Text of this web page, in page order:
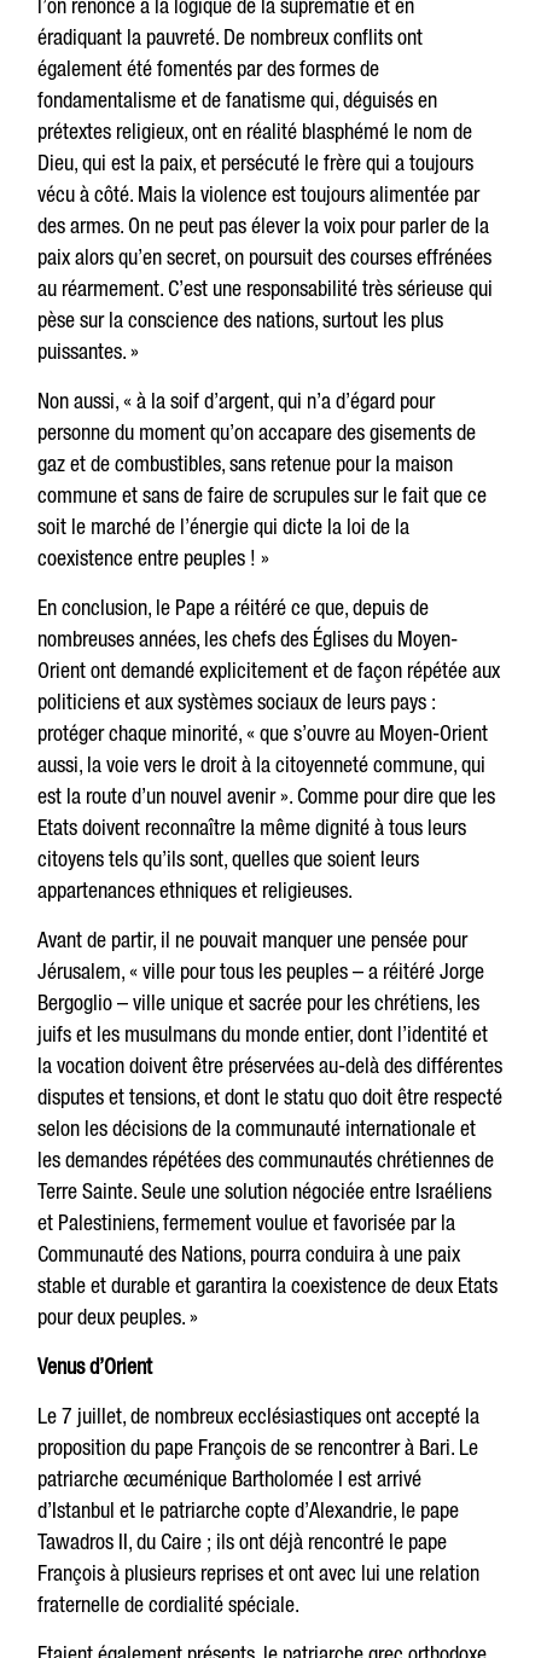
l’on renonce à la logique de la suprématie et en
éradiquant la pauvreté. De nombreux conflits ont
également été fomentés par des formes de
fondamentalisme et de fanatisme qui, déguisés en
prétextes religieux, ont en réalité blasphémé le nom de
Dieu, qui est la paix, et persécuté le frère qui a toujours
vécu à côté. Mais la violence est toujours alimentée par
des armes. On ne peut pas élever la voix pour parler de la
paix alors qu’en secret, on poursuit des courses effrénées
au réarmement. C’est une responsabilité très sérieuse qui
pèse sur la conscience des nations, surtout les plus
puissantes. »
Non aussi, « à la soif d’argent, qui n’a d’égard pour
personne du moment qu’on accapare des gisements de
gaz et de combustibles, sans retenue pour la maison
commune et sans de faire de scrupules sur le fait que ce
soit le marché de l’énergie qui dicte la loi de la
coexistence entre peuples ! »
En conclusion, le Pape a réitéré ce que, depuis de
nombreuses années, les chefs des Églises du Moyen-
Orient ont demandé explicitement et de façon répétée aux
politiciens et aux systèmes sociaux de leurs pays :
protéger chaque minorité, « que s’ouvre au Moyen-Orient
aussi, la voie vers le droit à la citoyenneté commune, qui
est la route d’un nouvel avenir ». Comme pour dire que les
Etats doivent reconnaître la même dignité à tous leurs
citoyens tels qu’ils sont, quelles que soient leurs
appartenances ethniques et religieuses.
Avant de partir, il ne pouvait manquer une pensée pour
Jérusalem, « ville pour tous les peuples – a réitéré Jorge
Bergoglio – ville unique et sacrée pour les chrétiens, les
juifs et les musulmans du monde entier, dont l’identité et
la vocation doivent être préservées au-delà des différentes
disputes et tensions, et dont le statu quo doit être respecté
selon les décisions de la communauté internationale et
les demandes répétées des communautés chrétiennes de
Terre Sainte. Seule une solution négociée entre Israéliens
et Palestiniens, fermement voulue et favorisée par la
Communauté des Nations, pourra conduira à une paix
stable et durable et garantira la coexistence de deux Etats
pour deux peuples. »
Venus d’Orient
Le 7 juillet, de nombreux ecclésiastiques ont accepté la
proposition du pape François de se rencontrer à Bari. Le
patriarche œcuménique Bartholomée I est arrivé
d’Istanbul et le patriarche copte d’Alexandrie, le pape
Tawadros II, du Caire ; ils ont déjà rencontré le pape
François à plusieurs reprises et ont avec lui une relation
fraternelle de cordialité spéciale.